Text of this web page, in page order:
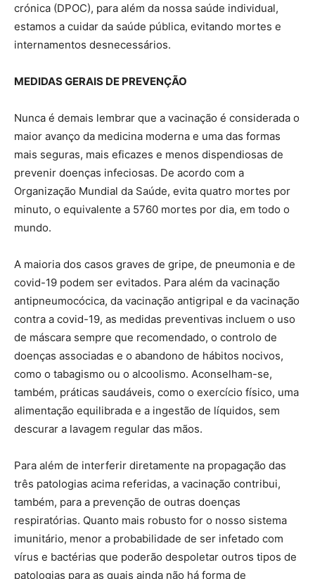
crónica (DPOC), para além da nossa saúde individual,
estamos a cuidar da saúde pública, evitando mortes e
internamentos desnecessários.
MEDIDAS GERAIS DE PREVENÇÃO
Nunca é demais lembrar que a vacinação é considerada o
maior avanço da medicina moderna e uma das formas
mais seguras, mais eficazes e menos dispendiosas de
prevenir doenças infeciosas. De acordo com a
Organização Mundial da Saúde, evita quatro mortes por
minuto, o equivalente a 5760 mortes por dia, em todo o
mundo.
A maioria dos casos graves de gripe, de pneumonia e de
covid-19 podem ser evitados. Para além da vacinação
antipneumocócica, da vacinação antigripal e da vacinação
contra a covid-19, as medidas preventivas incluem o uso
de máscara sempre que recomendado, o controlo de
doenças associadas e o abandono de hábitos nocivos,
como o tabagismo ou o alcoolismo. Aconselham-se,
também, práticas saudáveis, como o exercício físico, uma
alimentação equilibrada e a ingestão de líquidos, sem
descurar a lavagem regular das mãos.
Para além de interferir diretamente na propagação das
três patologias acima referidas, a vacinação contribui,
também, para a prevenção de outras doenças
respiratórias. Quanto mais robusto for o nosso sistema
imunitário, menor a probabilidade de ser infetado com
vírus e bactérias que poderão despoletar outros tipos de
patologias para as quais ainda não há forma de